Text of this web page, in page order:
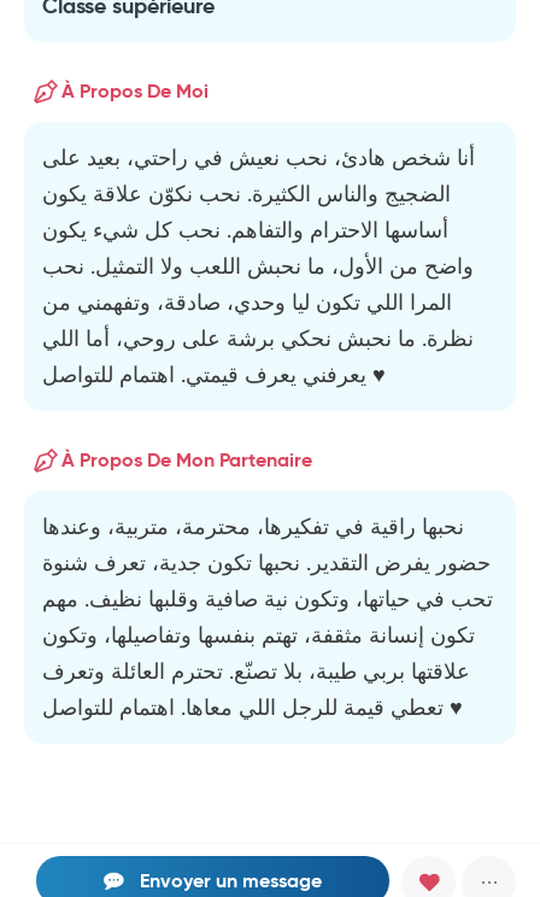
À Propos De Moi
أنا شخص هادئ، نحب نعيش في راحتي، بعيد على
الضجيج والناس الكثيرة. نحب نكوّن علاقة يكون
أساسها الاحترام والتفاهم. نحب كل شيء يكون
واضح من الأول، ما نحبش اللعب ولا التمثيل. نحب
المرا اللي تكون ليا وحدي، صادقة، وتفهمني من
نظرة. ما نحبش نحكي برشة على روحي، أما اللي
يعرفني يعرف قيمتي. اهتمام للتواصل ♥️
À Propos De Mon Partenaire
نحبها راقية في تفكيرها، محترمة، متربية، وعندها
حضور يفرض التقدير. نحبها تكون جدية، تعرف شنوة
تحب في حياتها، وتكون نية صافية وقلبها نظيف. مهم
تكون إنسانة مثقفة، تهتم بنفسها وتفاصيلها، وتكون
علاقتها بربي طيبة، بلا تصنّع. تحترم العائلة وتعرف
تعطي قيمة للرجل اللي معاها. اهتمام للتواصل ♥️
Envoyer un message